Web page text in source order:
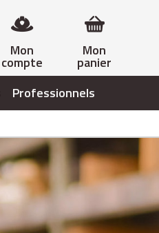
Mon
panier
Mon
compte
Professionnels